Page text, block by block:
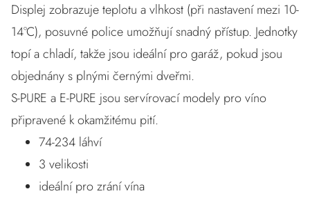
Displej zobrazuje teplotu a vlhkost (při nastavení mezi 10-
14°C), posuvné police umožňují snadný přístup. Jednotky
topí a chladí, takže jsou ideální pro garáž, pokud jsou
objednány s plnými černými dveřmi.
S-PURE a E-PURE jsou servírovací modely pro víno
připravené k okamžitému pití.
74-234 láhví
3 velikosti
ideální pro zrání vína